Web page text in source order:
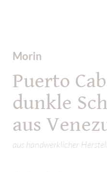
Morin
Puerto
dunkle
aus
aus handwerklicher